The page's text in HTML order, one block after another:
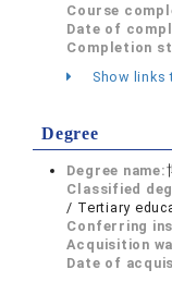
Course
Date of
Completion
Show links
Degree
Degree name:
Classified
/ Tertiary
Conferring
Acquisition
Date of